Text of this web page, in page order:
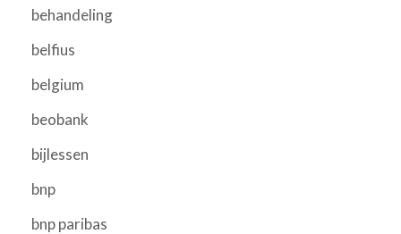
behandeling
belfius
belgium
beobank
bijlessen
bnp
bnp paribas